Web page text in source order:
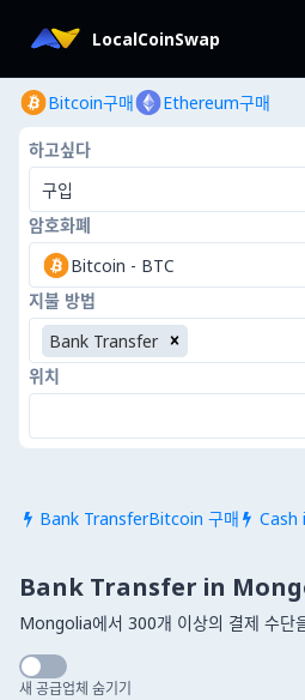
LocalCoinSwap
Bitcoin구매 Ethereum구매
하고싶다
구입
암호화폐
Bitcoin - BTC
지불 방법
Bank Transfer
위치
 Bank TransferBitcoin 구매  Cash
Bank Transfer in
Mongolia에서 300개 이상의 결제 수단
새 공급업체 숨기기